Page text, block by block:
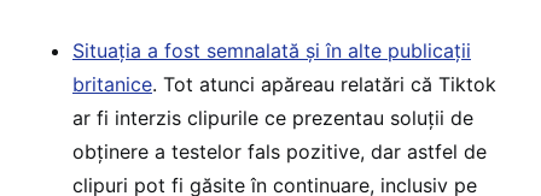
Situația a fost semnalată și în alte publicații
britanice. Tot atunci apăreau relatări că Tiktok
ar fi interzis clipurile ce prezentau soluții de
obținere a testelor fals pozitive, dar astfel de
clipuri pot fi găsite în continuare, inclusiv pe